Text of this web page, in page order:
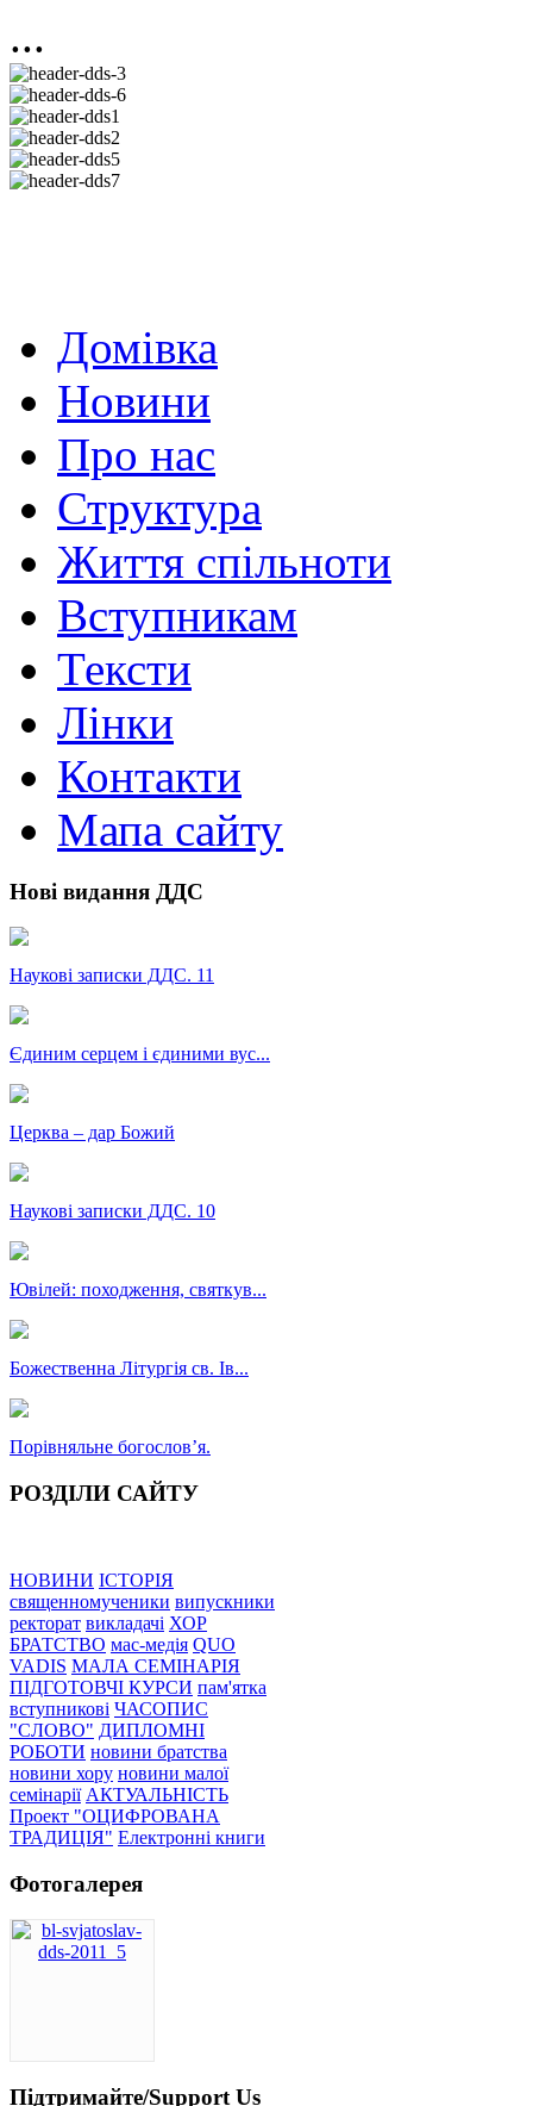
...
Домівка
Новини
Про нас
Структура
Життя спільноти
Вступникам
Тексти
Лінки
Контакти
Мапа сайту
Нові видання ДДС
Наукові записки ДДС. 11
Єдиним серцем і єдиними вус...
Церква – дар Божий
Наукові записки ДДС. 10
Ювілей: походження, святкув...
Божественна Літургія св. Ів...
Порівняльне богословʼя.
РОЗДІЛИ САЙТУ
НОВИНИ ІСТОРІЯ
священномученики випускники
ректорат викладачі ХОР
БРАТСТВО мас-медія QUO
VADIS МАЛА СЕМІНАРІЯ
ПІДГОТОВЧІ КУРСИ пам'ятка
вступникові ЧАСОПИС
"СЛОВО" ДИПЛОМНІ
РОБОТИ новини братства
новини хору новини малої
семінарії АКТУАЛЬНІСТЬ
Проект "ОЦИФРОВАНА
ТРАДИЦІЯ" Електронні книги
Фотогалерея
Підтримайте/Support Us